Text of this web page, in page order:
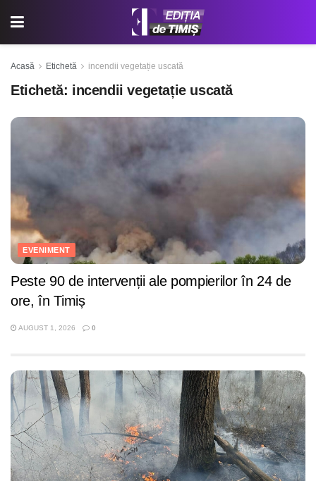
Acasă Etichetă incendii vegetație uscată
Etichetă: incendii vegetație uscată
EVENIMENT
Peste 90 de intervenții ale pompierilor în 24 de
ore, în Timiș
AUGUST 1, 2026 0